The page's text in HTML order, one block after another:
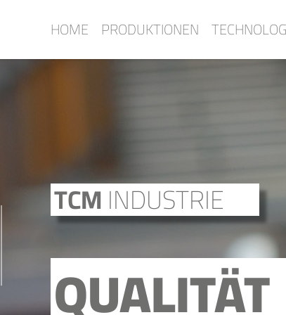
content
HOME PRODUKTIONEN
TCMINDUSTRIE
QUALITÄT